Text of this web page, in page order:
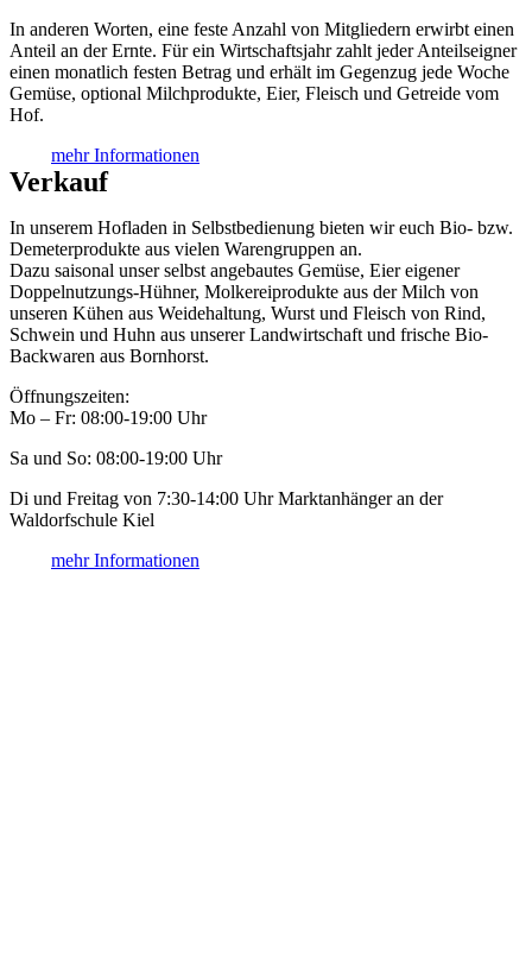
In anderen Worten, eine feste Anzahl von Mitgliedern erwirbt einen
Anteil an der Ernte. Für ein Wirtschaftsjahr zahlt jeder Anteilseigner
einen monatlich festen Betrag und erhält im Gegenzug jede Woche
Gemüse, optional Milchprodukte, Eier, Fleisch und Getreide vom
Hof.
mehr Informationen
Verkauf
In unserem Hofladen in Selbstbedienung bieten wir euch Bio- bzw.
Demeterprodukte aus vielen Warengruppen an.
Dazu saisonal unser selbst angebautes Gemüse, Eier eigener
Doppelnutzungs-Hühner, Molkereiprodukte aus der Milch von
unseren Kühen aus Weidehaltung, Wurst und Fleisch von Rind,
Schwein und Huhn aus unserer Landwirtschaft und frische Bio-
Backwaren aus Bornhorst.
Öffnungszeiten:
Mo – Fr: 08:00-19:00 Uhr
Sa und So: 08:00-19:00 Uhr
Di und Freitag von 7:30-14:00 Uhr Marktanhänger an der
Waldorfschule Kiel
mehr Informationen